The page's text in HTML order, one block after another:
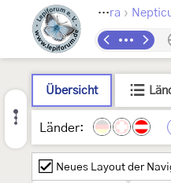
Lepidoptera ›
Übersicht
Länder:
Neues Layout der